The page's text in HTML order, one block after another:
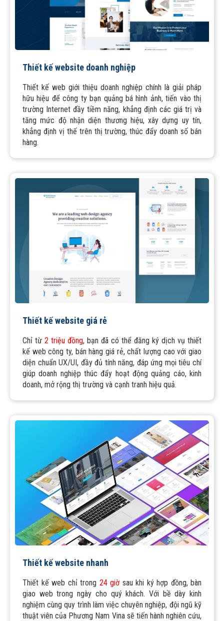
Thiết kế website doanh nghiệp
Thiết kế web giới thiệu doanh nghiệp chính là giải pháp
hữu hiệu để công ty bạn quảng bá hình ảnh, tiến vào thị
trường Internet đầy tiềm năng, khẳng định các giá trị và
tăng mức độ nhận diện thương hiệu, xây dựng uy tín,
khẳng định vị thế trên thị trường, thúc đẩy doanh số bán
hàng.
Thiết kế website giá rẻ
Chỉ từ 2 triệu đồng, bạn đã có thể đăng ký dịch vụ thiết
kế web công ty, bán hàng giá rẻ, chất lượng cao với giao
diện chuẩn UX/UI, đầy đủ tính năng, đáp ứng mọi tiêu chí
giúp doanh nghiệp thúc đẩy hoạt động quảng cáo, kinh
doanh, mở rộng thị trường và cạnh tranh hiệu quả.
Thiết kế website nhanh
Thiết kế web chỉ trong 24 giờ sau khi ký hợp đồng, bàn
giao web trong ngày cho quý khách. Với bề dày kinh
nghiệm cùng quy trình làm việc chuyên nghiệp, đội ngũ kỹ
thuật viên của Phương Nam Vina sẽ tiến hành nghiên cứu,